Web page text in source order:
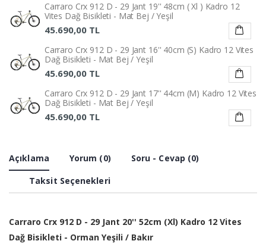
Carraro Crx 912 D - 29 Jant 19'' 48cm ( Xl ) Kadro 12
Vites Dağ Bisikleti - Mat Bej / Yeşil
45.690,00 TL
Carraro Crx 912 D - 29 Jant 16'' 40cm (S) Kadro 12 Vites
Dağ Bisikleti - Mat Bej / Yeşil
45.690,00 TL
Carraro Crx 912 D - 29 Jant 17'' 44cm (M) Kadro 12 Vites
Dağ Bisikleti - Mat Bej / Yeşil
45.690,00 TL
45.690,00 TL
Carraro Crx 912 D - 29 Jant 16'' 40cm (S) Kadro 12 Vites
Dağ Bisikleti - Orman Yeşili / Bakır
Carraro Crx 912 D - 29 Jant 19'' 48cm ( Xl ) Kadro 12
Vites Dağ Bisikleti - Orman Yeşili / Bakır
Açıklama Yorum (0)
Soru - Cevap (0)
Taksit Seçenekleri
Carraro Crx 912 D - 29 Jant 20'' 52cm (Xl) Kadro 12 Vites
Dağ Bisikleti - Orman Yeşili / Bakır